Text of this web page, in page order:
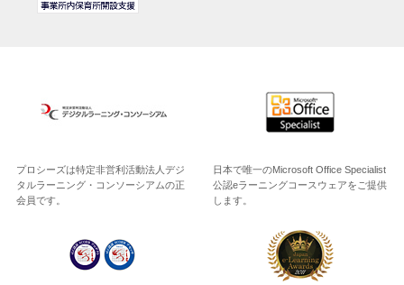
プロシーズは特定非営利活動法人デジ
タルラーニング・コンソーシアムの正
会員です。
日本で唯一のMicrosoft Office Specialist
公認eラーニングコースウェアをご提供
します。